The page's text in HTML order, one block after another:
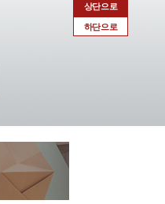
상단으로
하단으로